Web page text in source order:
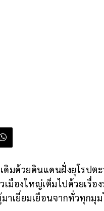
ดิมด้วยดินแดนฝั่งยุโรปต
องใหญ่เต็มไปด้วยเรื่อง
เยี่ยมเยือนจากทั่วทุกมุม